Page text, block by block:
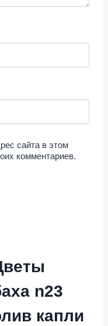
сайта в этом
комментариев.
n23
капли